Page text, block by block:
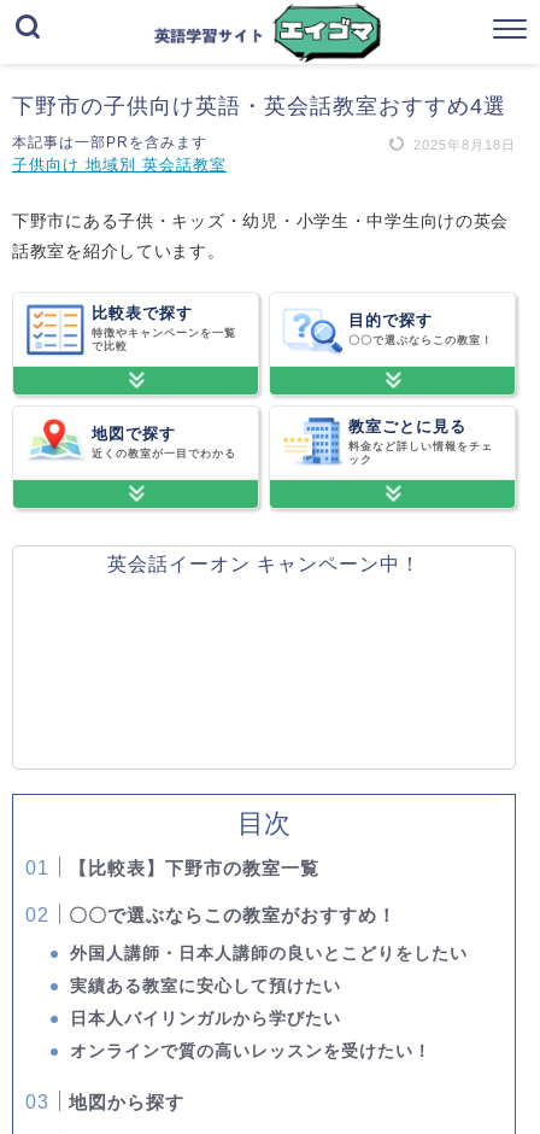
下野市の子供向け英語・英会話教室おすすめ4選
本記事は一部PRを含みます 2025年8月18日
子供向け 地域別 英会話教室
下野市にある子供・キッズ・幼児・小学生・中学生向けの英会
話教室を紹介しています。
比較表で探す
特徴やキャンペーンを一覧
で比較
目的で探す
〇〇で選ぶならこの教室！
地図で探す
近くの教室が一目でわかる
教室ごとに見る
料金など詳しい情報をチェ
ック
英会話イーオン キャンペーン中！
目次
【比較表】下野市の教室一覧
〇〇で選ぶならこの教室がおすすめ！
外国人講師・日本人講師の良いとこどりをしたい
実績ある教室に安心して預けたい
日本人バイリンガルから学びたい
オンラインで質の高いレッスンを受けたい！
地図から探す